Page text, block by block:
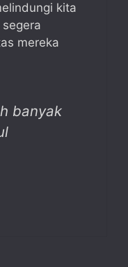
kita
mereka
banyak